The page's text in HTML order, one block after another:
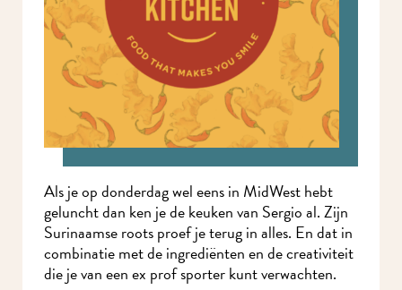
Als je op donderdag wel eens in MidWest hebt
geluncht dan ken je de keuken van Sergio al. Zijn
Surinaamse roots proef je terug in alles. En dat in
combinatie met de ingrediënten en de creativiteit
die je van een ex prof sporter kunt verwachten.